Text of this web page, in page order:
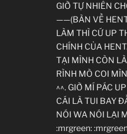
GIỜ TỰ NHIÊN
——(BÀN VỀ
LÀM THÌ CỨ UP
CHÍNH CỦA
TẠI MÌNH CÒN
RÌNH MÒ COI
^^. GIỜ MÍ PÁC
CÁI LÀ TUI BAY
NÓI WA NÓI LẠI
:mrgreen: